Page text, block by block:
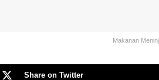
Makanan
Share on Twitter